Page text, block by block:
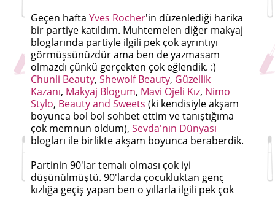
Geçen hafta Yves Rocher'in düzenlediği harika
bir partiye katıldım. Muhtemelen diğer makyaj
bloglarında partiyle ilgili pek çok ayrıntıyı
görmüşsünüzdür ama ben de yazmasam
olmazdı çünkü gerçekten çok eğlendik. :)
Chunli Beauty, Shewolf Beauty, Güzellik
Kazanı, Makyaj Blogum, Mavi Ojeli Kız, Nimo
Stylo, Beauty and Sweets (ki kendisiyle akşam
boyunca bol bol sohbet ettim ve tanıştığıma
çok memnun oldum), Sevda'nın Dünyası
blogları ile birlikte akşam boyunca beraberdik.
Partinin 90'lar temalı olması çok iyi
düşünülmüştü. 90'larda çocukluktan genç
kızlığa geçiş yapan ben o yıllarla ilgili pek çok